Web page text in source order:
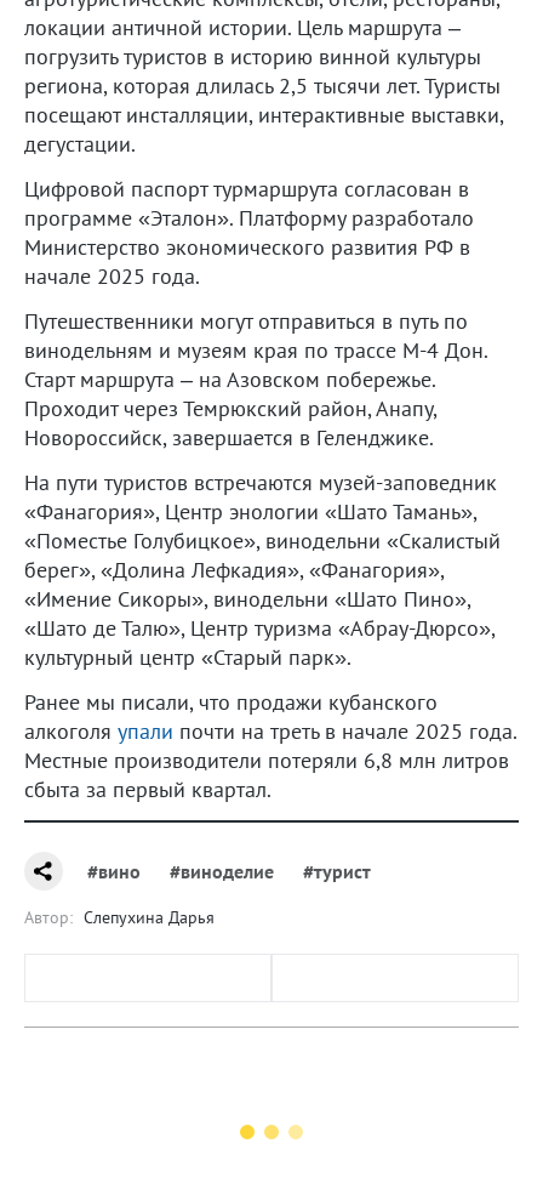
локации античной истории. Цель маршрута –
погрузить туристов в историю винной культуры
региона, которая длилась 2,5 тысячи лет. Туристы
посещают инсталляции, интерактивные выставки,
дегустации.
Цифровой паспорт турмаршрута согласован в
программе «Эталон». Платформу разработало
Министерство экономического развития РФ в
начале 2025 года.
Путешественники могут отправиться в путь по
винодельням и музеям края по трассе М-4 Дон.
Старт маршрута – на Азовском побережье.
Проходит через Темрюкский район, Анапу,
Новороссийск, завершается в Геленджике.
На пути туристов встречаются музей-заповедник
«Фанагория», Центр энологии «Шато Тамань»,
«Поместье Голубицкое», винодельни «Скалистый
берег», «Долина Лефкадия», «Фанагория»,
«Имение Сикоры», винодельни «Шато Пино»,
«Шато де Талю», Центр туризма «Абрау-Дюрсо»,
культурный центр «Старый парк».
Ранее мы писали, что продажи кубанского
алкоголя упали почти на треть в начале 2025 года.
Местные производители потеряли 6,8 млн литров
сбыта за первый квартал.
#вино #виноделие #турист
Автор: Слепухина Дарья